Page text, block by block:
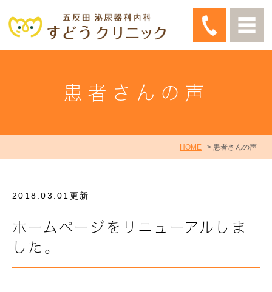
患者さんの声
HOME 患者さんの声
2018.03.01更新
ホームページをリニューアルしま
した。